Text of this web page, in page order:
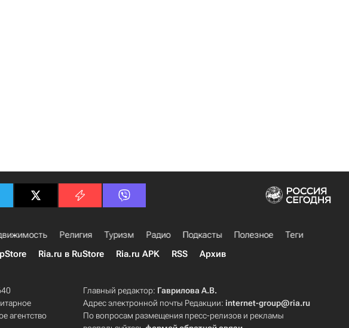
Религия Туризм Радио Подкасты Полезное
Теги
Ria.ru в RuStore Ria.ru APK RSS Архив
агентство
Главный редактор: Гаврилова А.В.
Адрес электронной почты Редакции:internet-group@ria.ru
По вопросам размещения пресс-релизов и рекламы